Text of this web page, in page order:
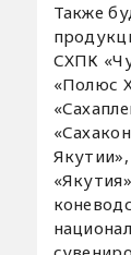
Также
СХПК
«Полюс